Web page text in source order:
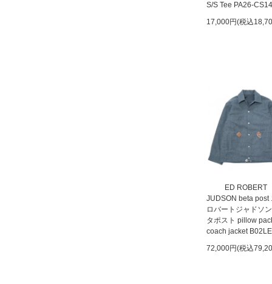
S/S Tee PA26-CS14
17,000円(税込
ED ROBERT
JUDSON beta post
ロバートジャドソ
タポスト pillow
coach jacket
72,000円(税込